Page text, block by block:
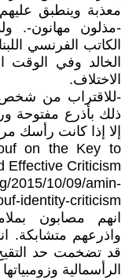
معذبة وينطبق
-مذلون مهانون-.
الكاتب الفرنسي
الخالد وفي
الاختلاف.
-للاقتراب من
ذلك بأذرع مفتوحة
إلا إذا كانت رأسك
on the Key to
Effective Criticism
2015/10/09/amin-
identity-criticism/
انهم مصابون
واذرعهم متشابكة.
قد تضخمت حد
الرأسمالية